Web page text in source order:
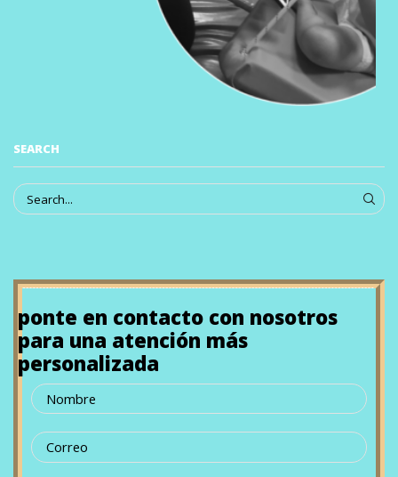
SEARCH
ponte en contacto con nosotros
para una atención más
personalizada